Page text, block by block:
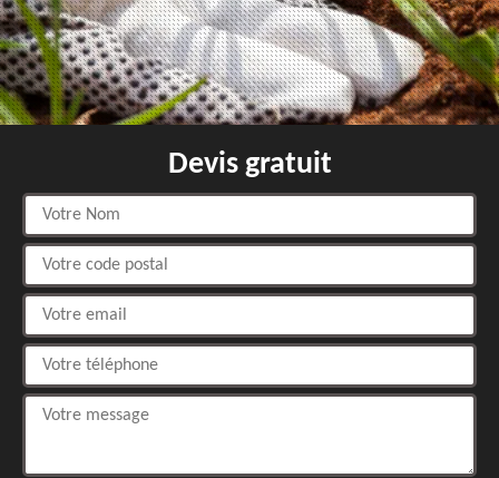
Devis gratuit